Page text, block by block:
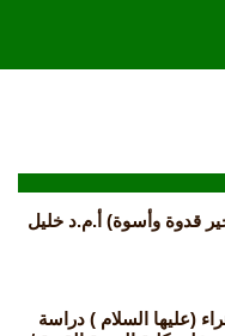
قدوة وأسوة) أ.م.د خليل
(عليها السلام ) دراسة